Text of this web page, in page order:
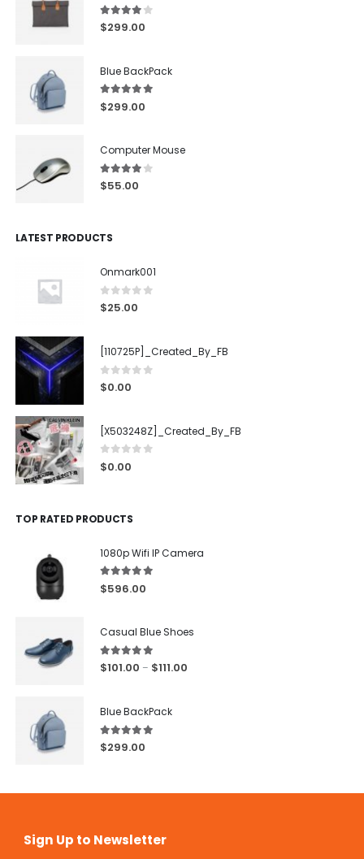
4.00out of 5
$299.00
Blue BackPack
5.00out of 5
$299.00
Computer Mouse
4.00out of 5
$55.00
LATEST PRODUCTS
Onmark001
0out of 5
$25.00
[110725P]_Created_By_FB
0out of 5
$0.00
[X503248Z]_Created_By_FB
0 out of 5
$0.00
TOP RATED PRODUCTS
1080p Wifi IP Camera
5.00out of 5
$596.00
Casual Blue Shoes
5.00 out of 5
$101.00 – $111.00
Blue BackPack
5.00out of 5
$299.00
Sign Up to Newsletter